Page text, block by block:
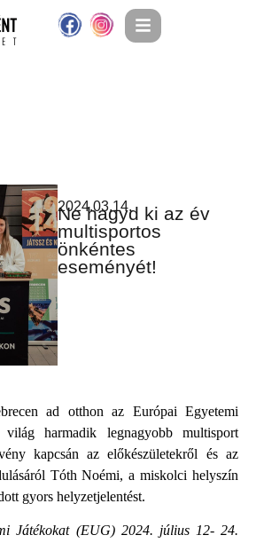
2024.03.14.
Ne hagyd ki az év
multisportos
önkéntes
eseményét!
ad otthon az Európai Egyetemi
harmadik legnagyobb multisport
kapcsán az előkészületekről és az
Tóth Noémi, a miskolci helyszín
gyors helyzetjelentést.
Játékokat (EUG) 2024. július 12- 24.